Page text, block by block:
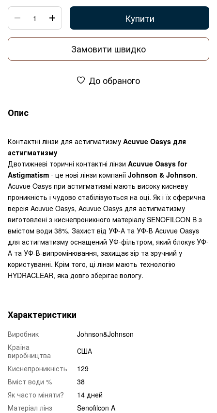
Купити
Замовити швидко
До обраного
Опис
Контактні лінзи для астигматизму Acuvue Oasys для
астигматизму
Двотижневі торичні контактні лінзи Acuvue Oasys for
Astigmatism - це нові лінзи компанії Johnson & Johnson.
Acuvue Oasys при астигматизмі мають високу кисневу
проникність і чудово стабілізуються на оці. Як і їх сферична
версія Acuvue Oasys, Acuvue Oasys для астигматизму
виготовлені з киснепроникного матеріалу SENOFILCON B з
вмістом води 38%. Захист від УФ-А та УФ-В Acuvue Oasys
для астигматизму оснащений УФ-фільтром, який блокує УФ-
А та УФ-В-випромінювання, захищає зір та зручний у
користуванні. Крім того, ці лінзи мають технологію
HYDRACLEAR, яка довго зберігає вологу.
Характеристики
Виробник
Johnson&Johnson
Країна
виробництва
США
Киснепроникність
129
Вміст води %
38
Як часто міняти?
14 дней
Матеріал лінз
Senofilcon A